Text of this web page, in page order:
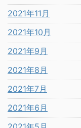
2021年11月
2021年10月
2021年9月
2021年8月
2021年7月
2021年6月